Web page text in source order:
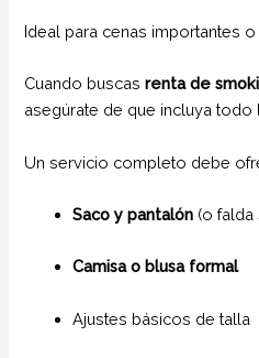
Ideal para cenas importantes
Cuando buscasrenta de
asegúrate de que incluya todo
Un servicio completo debe
Saco y pantalón (o falda
Camisa o blusa formal
Ajustes básicos de talla